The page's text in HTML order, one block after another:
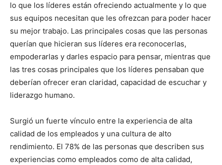
lo que los líderes están ofreciendo actualmente y lo que
sus equipos necesitan que les ofrezcan para poder hacer
su mejor trabajo. Las principales cosas que las personas
querían que hicieran sus líderes era reconocerlas,
empoderarlas y darles espacio para pensar, mientras que
las tres cosas principales que los líderes pensaban que
deberían ofrecer eran claridad, capacidad de escuchar y
liderazgo humano.
Surgió un fuerte vínculo entre la experiencia de alta
calidad de los empleados y una cultura de alto
rendimiento. El 78% de las personas que describen sus
experiencias como empleados como de alta calidad,